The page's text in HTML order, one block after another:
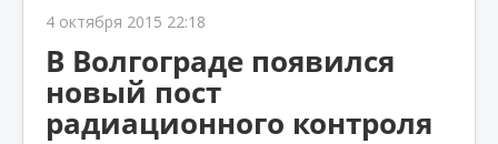
4 октября 2015 22:18
В Волгограде появился
новый пост
радиационного контроля